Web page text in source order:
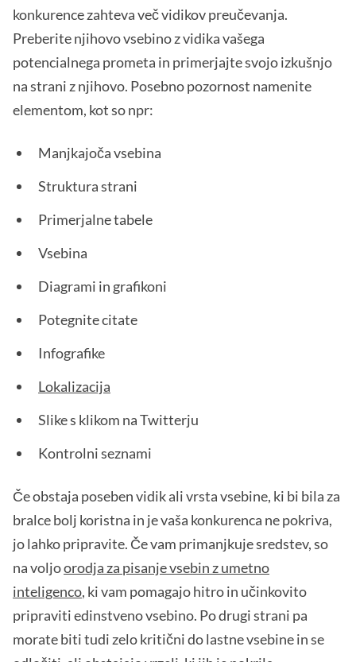
konkurence zahteva več vidikov preučevanja.
Preberite njihovo vsebino z vidika vašega
potencialnega prometa in primerjajte svojo izkušnjo
na strani z njihovo. Posebno pozornost namenite
elementom, kot so npr:
Manjkajoča vsebina
Struktura strani
Primerjalne tabele
Vsebina
Diagrami in grafikoni
Potegnite citate
Infografike
Lokalizacija
Slike s klikom na Twitterju
Kontrolni seznami
Če obstaja poseben vidik ali vrsta vsebine, ki bi bila za
bralce bolj koristna in je vaša konkurenca ne pokriva,
jo lahko pripravite. Če vam primanjkuje sredstev, so
na voljoorodja za pisanje vsebin z umetno
inteligenco, ki vam pomagajo hitro in učinkovito
pripraviti edinstveno vsebino. Po drugi strani pa
morate biti tudi zelo kritični do lastne vsebine in se